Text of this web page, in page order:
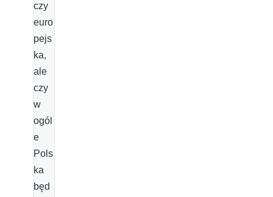
czy
euro
pejs
ka,
ale
czy
w
ogól
e
Pols
ka
będ